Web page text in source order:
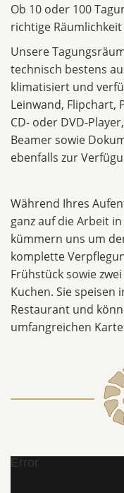
Ob 10 oder 100
richtige
Unsere
technisch bestens
klimatisiert und
Leinwand, Flipchart,
CD- oder DVD-
Beamer sowie
ebenfalls zur
Während Ihres
ganz auf die Arbeit
kümmern uns um
komplette
Frühstück sowie
Kuchen. Sie speisen
Restaurant und
umfangreichen
Error